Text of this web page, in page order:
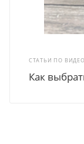
СТАТЬИ ПО
Как